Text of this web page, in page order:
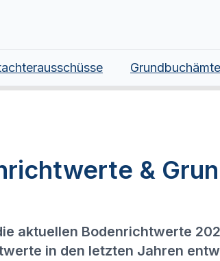
&
aktuellen Bodenrichtwerte
in den letzten Jahren